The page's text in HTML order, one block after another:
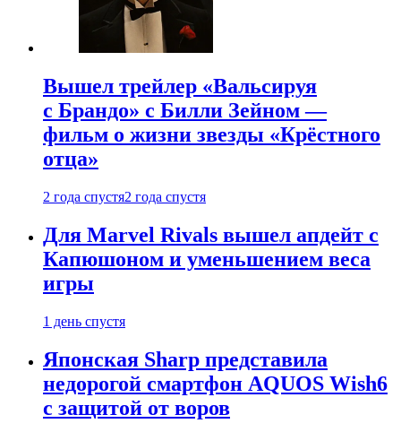
Вышел трейлер «Вальсируя
с Брандо» с Билли Зейном —
фильм о жизни звезды «Крёстного
отца»
2 года спустя2 года спустя
Для Marvel Rivals вышел апдейт с
Капюшоном и уменьшением веса
игры
1 день спустя
Японская Sharp представила
недорогой смартфон AQUOS Wish6
с защитой от воров